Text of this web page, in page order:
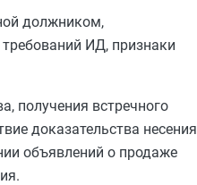
должником,
ИД, признаки
получения встречного
доказательства несения
объявлений о продаже